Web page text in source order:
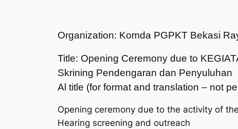
Organization: Komda PGPKT Bekasi
Title: Opening Ceremony due to
Skrining Pendengaran dan Penyuluhan
Al title (for format and translation – not
Opening ceremony due to the activity of
Hearing screening and outreach